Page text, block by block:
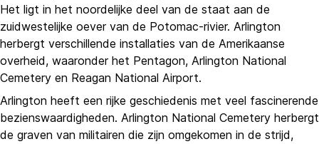
Het ligt in het noordelijke deel van de staat aan de
zuidwestelijke oever van de Potomac-rivier. Arlington
herbergt verschillende installaties van de Amerikaanse
overheid, waaronder het Pentagon, Arlington National
Cemetery en Reagan National Airport.
Arlington heeft een rijke geschiedenis met veel fascinerende
bezienswaardigheden. Arlington National Cemetery herbergt
de graven van militairen die zijn omgekomen in de strijd,